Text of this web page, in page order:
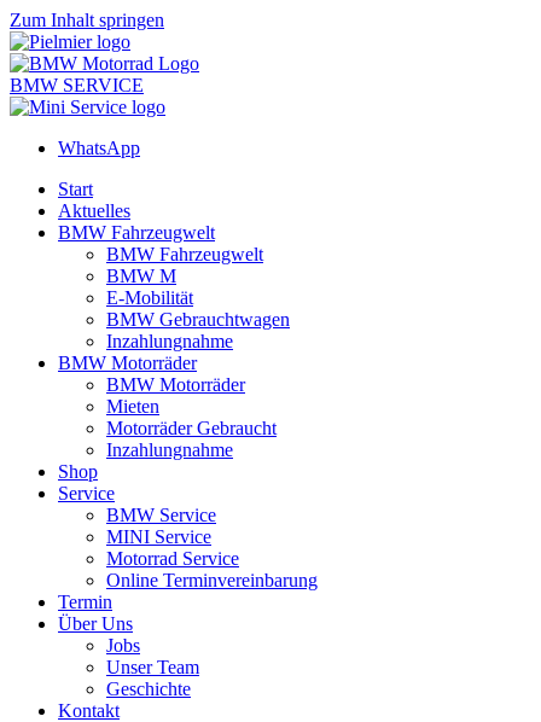
Zum Inhalt springen
BMW SERVICE
WhatsApp
Start
Aktuelles
BMW Fahrzeugwelt
BMW Fahrzeugwelt
BMW M
E-Mobilität
BMW Gebrauchtwagen
Inzahlungnahme
BMW Motorräder
BMW Motorräder
Mieten
Motorräder Gebraucht
Inzahlungnahme
Shop
Service
BMW Service
MINI Service
Motorrad Service
Online Terminvereinbarung
Termin
Über Uns
Jobs
Unser Team
Geschichte
Kontakt